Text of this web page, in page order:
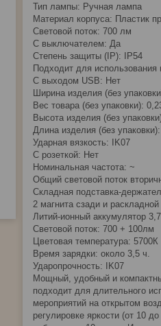
Тип лампы: Ручная лампа
Материал корпуса: Пластик
Световой поток: 700 лм
С выключателем: Да
Степень защиты (IP): IP54
Подходит для
С выходом USB: Нет
Ширина изделия (без
Вес товара (без упаковки):
Высота изделия (без
Длина изделия (без
Ударная вязкость: IK07
С розеткой: Нет
Номинальная частота: ~
Общий световой поток
Складная подставка-
2 магнита сзади и
Литий-ионный аккумулятор
Световой поток: 700 + 100лм
Цветовая температура: 5700К
Время зарядки: около 3,5 ч.
Ударопрочность: IK07
Мощный, удобный и
подходит для длительного
мероприятий на открытом
регулировке яркости (от 10